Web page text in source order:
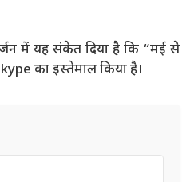
में यह संकेत दिया है कि “मई से
का इस्तेमाल किया है।